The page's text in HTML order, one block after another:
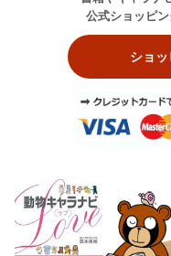
公式ショッピン
ショ